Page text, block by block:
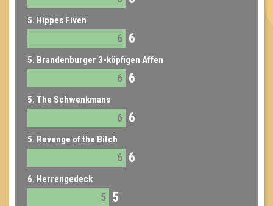
5. Hippes Fiven
6 6
5. Brandenburger 3-köpfigen Affen
6 6
5. The Schwenkmans
6 6
5. Revenge of the Bitch
6 6
6. Herrengedeck
5 5